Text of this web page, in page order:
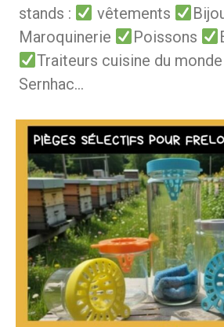
stands :
vêtements
Maroquinerie
Poissons
Traiteurs cuisine du monde
Sernhac…